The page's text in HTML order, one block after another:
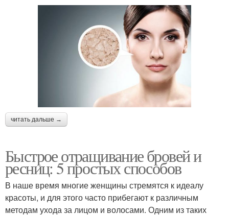
читать дальше →
Быстрое отращивание бровей и
ресниц: 5 простых способов
В наше время многие женщины стремятся к идеалу
красоты, и для этого часто прибегают к различным
методам ухода за лицом и волосами. Одним из таких